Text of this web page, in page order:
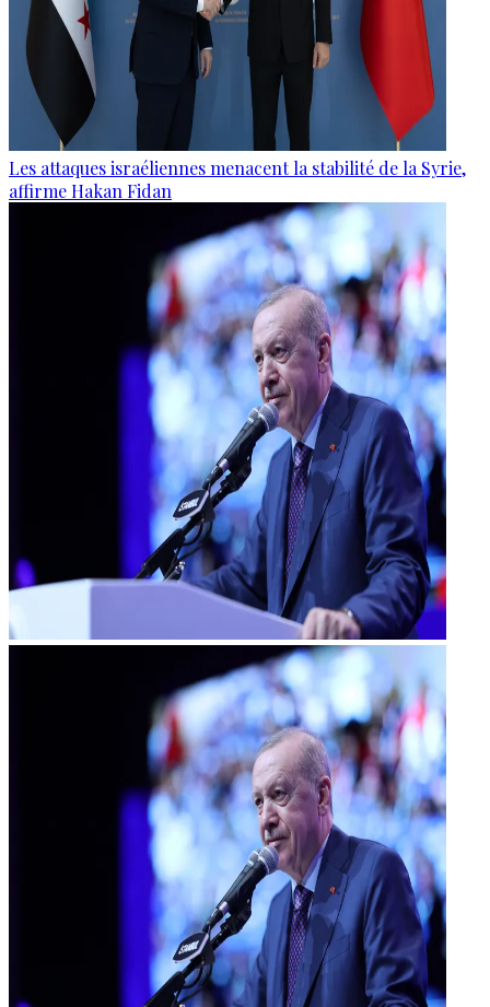
Les attaques israéliennes menacent la stabilité de la Syrie,
affirme Hakan Fidan